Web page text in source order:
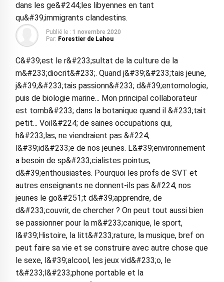
dans les ge&#244;les libyennes en tant
qu&#39;immigrants clandestins.
Publié le : 1 novembre 2020
Par: Forestier de Lahou
C&#39;est le r&#233;sultat de la culture de la
m&#233;diocrit&#233;. Quand j&#39;&#233;tais jeune,
j&#39;&#233;tais passionn&#233; d&#39;entomologie,
puis de biologie marine... Mon principal collaborateur
est tomb&#233; dans la botanique quand il &#233;tait
petit... Voil&#224; de saines occupations qui,
h&#233;las, ne viendraient pas &#224;
l&#39;id&#233;e de nos jeunes. L&#39;environnement
a besoin de sp&#233;cialistes pointus,
d&#39;enthousiastes. Pourquoi les profs de SVT et
autres enseignants ne donnent-ils pas &#224; nos
jeunes le go&#251;t d&#39;apprendre, de
d&#233;couvrir, de chercher ? On peut tout aussi bien
se passionner pour la m&#233;canique, le sport,
l&#39;Histoire, la litt&#233;rature, la musique, bref on
peut faire sa vie et se construire avec autre chose que
le sexe, l&#39;alcool, les jeux vid&#233;o, le
t&#233;l&#233;phone portable et la